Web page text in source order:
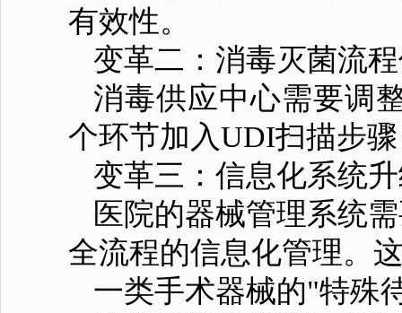
有效性。
变革二：消毒灭菌流
消毒供应中心需要调
个环节加入UDI扫描步
变革三：信息化系统
医院的器械管理系统
全流程的信息化管理。
一类手术器械的"特殊